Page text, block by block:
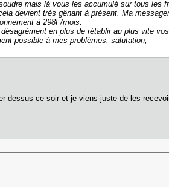
mais là vous les accumulé sur tous les
devient très gênant à présent. Ma
à 298F/mois.
en plus de rétablir au plus vite
possible à mes problèmes, salutation,
dessus ce soir et je viens juste de les